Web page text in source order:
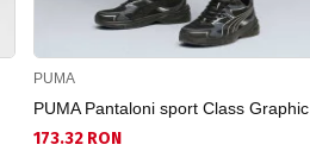
PUMA
PUMA Pantaloni sport Class Graphic
173.32 RON